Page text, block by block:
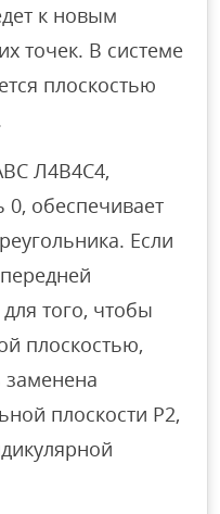
к новым
точек. В системе
плоскостью
Л4В4С4,
обеспечивает
Если
того, чтобы
плоскостью,
заменена
плоскости P2,